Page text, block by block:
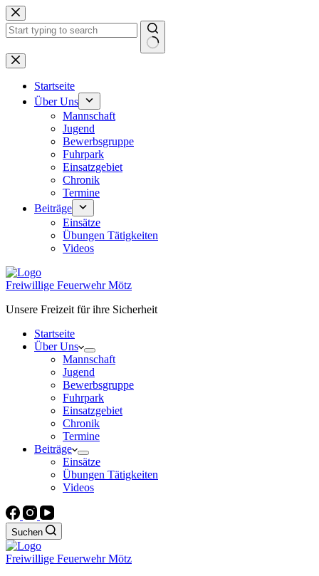
Zum
Inhalt
springen
Keine
Ergebnisse
Startseite
Über Uns
Mannschaft
Jugend
Bewerbsgruppe
Fuhrpark
Einsatzgebiet
Chronik
Termine
Beiträge
Einsätze
Übungen Tätigkeiten
Videos
Freiwillige Feuerwehr Mötz
Unsere Freizeit für ihre Sicherheit
Startseite
Über Uns
Mannschaft
Jugend
Bewerbsgruppe
Fuhrpark
Einsatzgebiet
Chronik
Termine
Beiträge
Einsätze
Übungen Tätigkeiten
Videos
Suchen
Freiwillige Feuerwehr Mötz